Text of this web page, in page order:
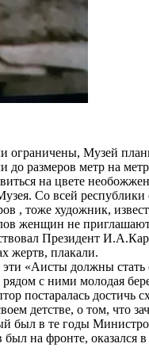
ограничены, Музей
до размеров метр на
на цвете
Со всей
тоже художник,
женщин не
Президент
жертв, плакали.
эти «Аисты должны
с ними молодая
постаралась
детстве, о том, что
был в те годы
на фронте,